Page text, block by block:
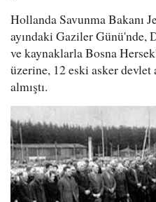
Hollanda Savunma Bakanı
ayındaki Gaziler Günü'nde,
ve kaynaklarla Bosna
üzerine, 12 eski asker devlet
almıştı.